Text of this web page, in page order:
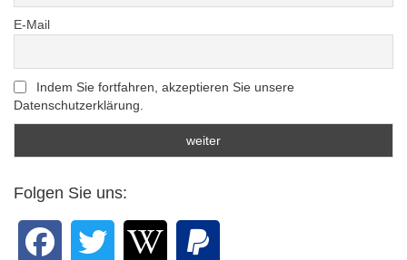
E-Mail
Indem Sie fortfahren, akzeptieren Sie unsere
Datenschutzerklärung.
Folgen Sie uns: